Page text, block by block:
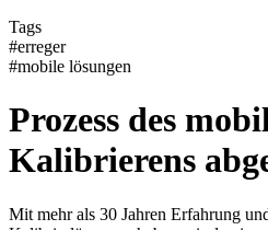
Tags
#erreger
#mobile lösungen
Prozess des
Kalibrierens
Mit mehr als 30 Jahren Erfahrung